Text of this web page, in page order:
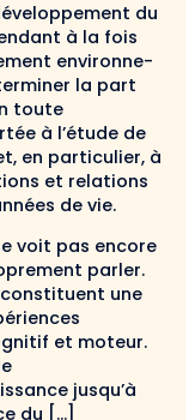
du
à la fois
environne-
la part
toute
à l’étude de
en particulier, à
et relations
de vie.
voit pas encore
parler.
constituent une
et moteur.
jusqu’à
du […]